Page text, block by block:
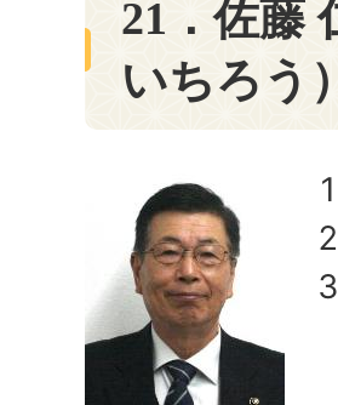
21．佐藤
いちろう）